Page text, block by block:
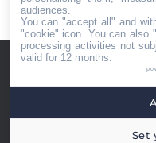
1 3
Iberian Press® - Agencia
audiences.
You can "accept all" and
"cookie" icon . You can
processing activities not
valid for 12 months.
Set